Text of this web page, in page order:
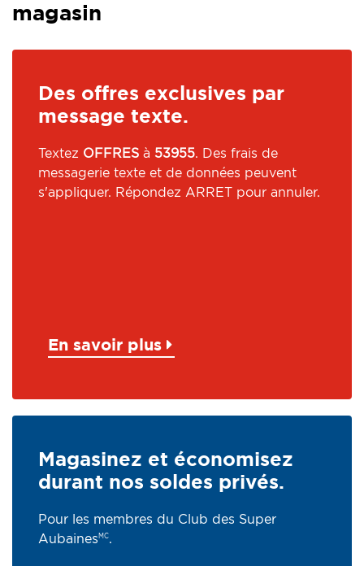
magasin
Des offres exclusives par
message texte.
Textez OFFRES à 53955. Des frais de
messagerie texte et de données peuvent
s'appliquer. Répondez ARRET pour annuler.
En savoir plus
Magasinez et économisez
durant nos soldes privés.
Pour les membres du Club des Super
Aubaines MC.